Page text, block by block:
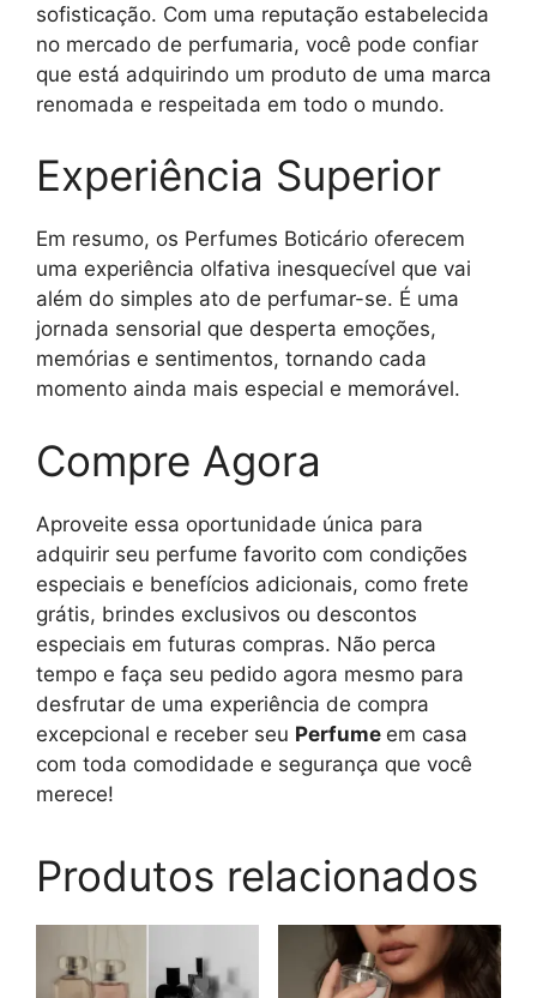
sofisticação. Com uma reputação estabelecida
no mercado de perfumaria, você pode confiar
que está adquirindo um produto de uma marca
renomada e respeitada em todo o mundo.
Experiência Superior
Em resumo, os Perfumes Boticário oferecem
uma experiência olfativa inesquecível que vai
além do simples ato de perfumar-se. É uma
jornada sensorial que desperta emoções,
memórias e sentimentos, tornando cada
momento ainda mais especial e memorável.
Compre Agora
Aproveite essa oportunidade única para
adquirir seu perfume favorito com condições
especiais e benefícios adicionais, como frete
grátis, brindes exclusivos ou descontos
especiais em futuras compras. Não perca
tempo e faça seu pedido agora mesmo para
desfrutar de uma experiência de compra
excepcional e receber seu Perfume em casa
com toda comodidade e segurança que você
merece!
Produtos relacionados